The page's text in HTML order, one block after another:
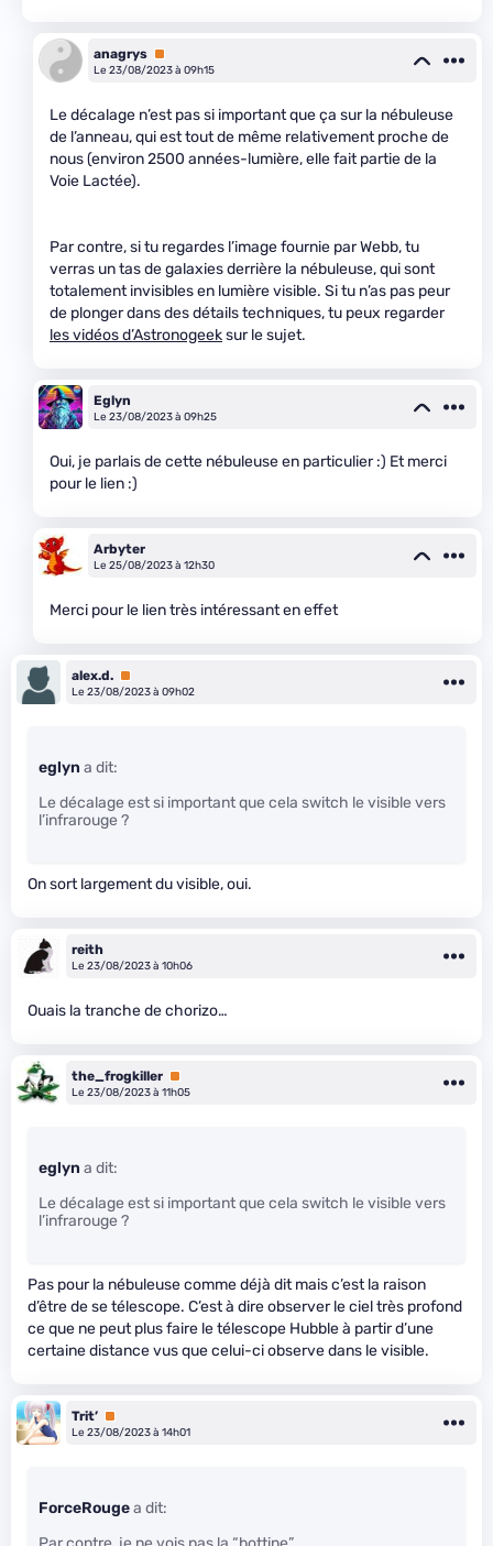
anagrys Premium
Le 23/08/2023 à 09h15
Le décalage n’est pas si important que ça sur la nébuleuse
de l’anneau, qui est tout de même relativement proche de
nous (environ 2500 années-lumière, elle fait partie de la
Voie Lactée).
Par contre, si tu regardes l’image fournie par Webb, tu
verras un tas de galaxies derrière la nébuleuse, qui sont
totalement invisibles en lumière visible. Si tu n’as pas peur
de plonger dans des détails techniques, tu peux regarder
les vidéos d’Astronogeeksur le sujet.
Eglyn
Le 23/08/2023 à 09h25
Oui, je parlais de cette nébuleuse en particulier :) Et merci
pour le lien :)
Arbyter
Le 25/08/2023 à 12h30
Merci pour le lien très intéressant en effet
alex.d. Premium
Le 23/08/2023 à 09h02
eglyn a dit:
Le décalage est si important que cela switch le visible vers
l’infrarouge ?
On sort largement du visible, oui.
reith
Le 23/08/2023 à 10h06
Ouais la tranche de chorizo…
the_frogkiller Premium
Le 23/08/2023 à 11h05
eglyn a dit:
Le décalage est si important que cela switch le visible vers
l’infrarouge ?
Pas pour la nébuleuse comme déjà dit mais c’est la raison
d’être de se télescope. C’est à dire observer le ciel très profond
ce que ne peut plus faire le télescope Hubble à partir d’une
certaine distance vus que celui-ci observe dans le visible.
Trit’ Premium
Le 23/08/2023 à 14h01
ForceRougea dit: